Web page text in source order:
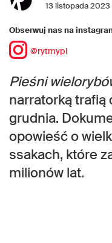
13 listopada 2023
Obserwuj nas na
@rytmypl
Pieśni
narratorką trafią
grudnia.
opowieść o
ssakach, które
milionów lat.